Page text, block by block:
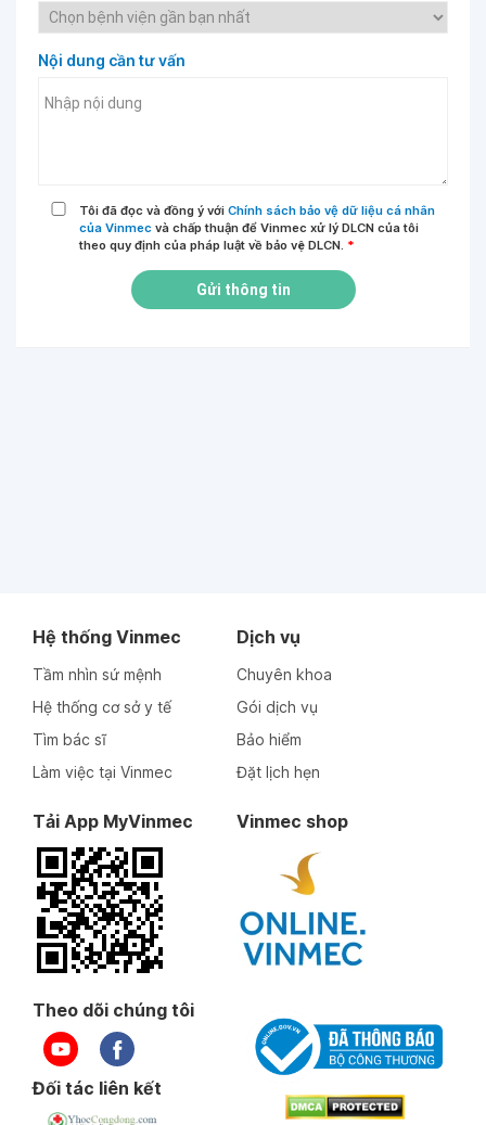
Nội dung cần tư vấn
Tôi đã đọc và đồng ý với Chính sách bảo vệ dữ liệu cá nhân
của Vinmec và chấp thuận để Vinmec xử lý DLCN của tôi
theo quy định của pháp luật về bảo vệ DLCN. *
Gửi thông tin
Hệ thống Vinmec
Tầm nhìn sứ mệnh
Hệ thống cơ sở y tế
Tìm bác sĩ
Làm việc tại Vinmec
Dịch vụ
Chuyên khoa
Gói dịch vụ
Bảo hiểm
Đặt lịch hẹn
Tải App MyVinmec Vinmec shop
Theo dõi chúng tôi
Đối tác liên kết